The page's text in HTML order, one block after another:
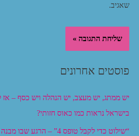
שאגיב.
פוסטים אחרונים
יש ממתג, יש מעצב, יש הנהלה ויש כסף – אז
בישראל נראות כמו כאוס חזותי?
“שילוט כדי לקבל טופס 4” –